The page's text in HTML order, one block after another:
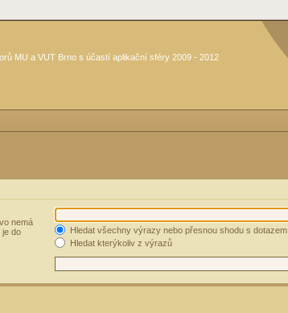
MU a VUT Brno s účastí aplikační sféry 2009 - 2012
nemá
je do
Hledat všechny výrazy nebo přesnou shodu s dotazem
Hledat kterýkoliv z výrazů